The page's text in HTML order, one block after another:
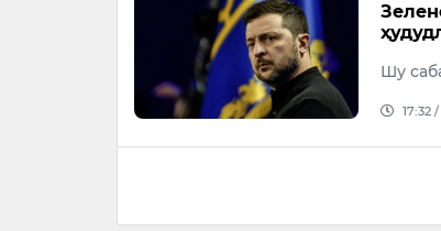
Шу
17:32